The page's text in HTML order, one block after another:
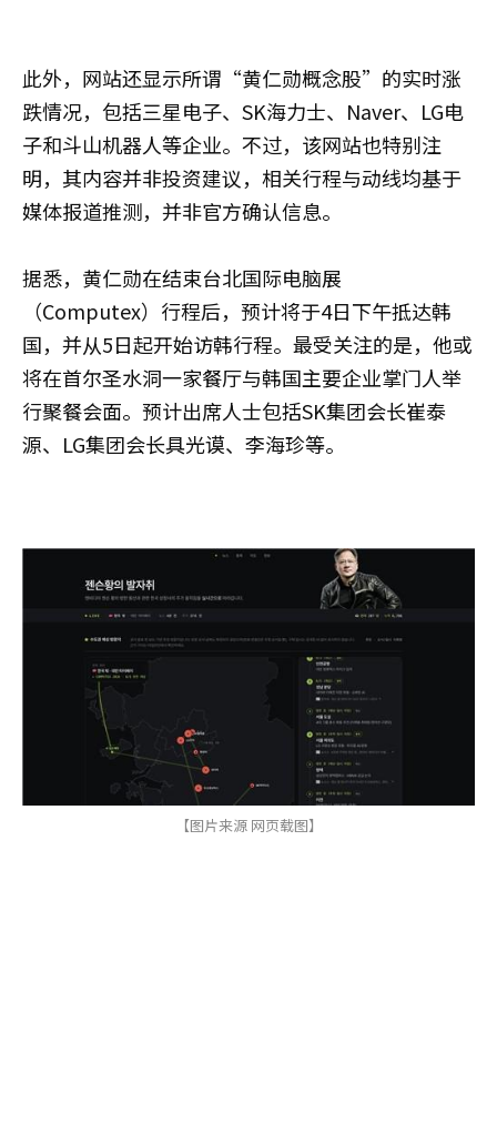
此外，网站还显示所谓“黄仁勋概念股”的实时涨
跌情况，包括三星电子、SK海力士、Naver、LG电
子和斗山机器人等企业。不过，该网站也特别注
明，其内容并非投资建议，相关行程与动线均基于
媒体报道推测，并非官方确认信息。
据悉，黄仁勋在结束台北国际电脑展
（Computex）行程后，预计将于4日下午抵达韩
国，并从5日起开始访韩行程。最受关注的是，他或
将在首尔圣水洞一家餐厅与韩国主要企业掌门人举
行聚餐会面。预计出席人士包括SK集团会长崔泰
源、LG集团会长具光谟、李海珍等。
【图片来源 网页载图】